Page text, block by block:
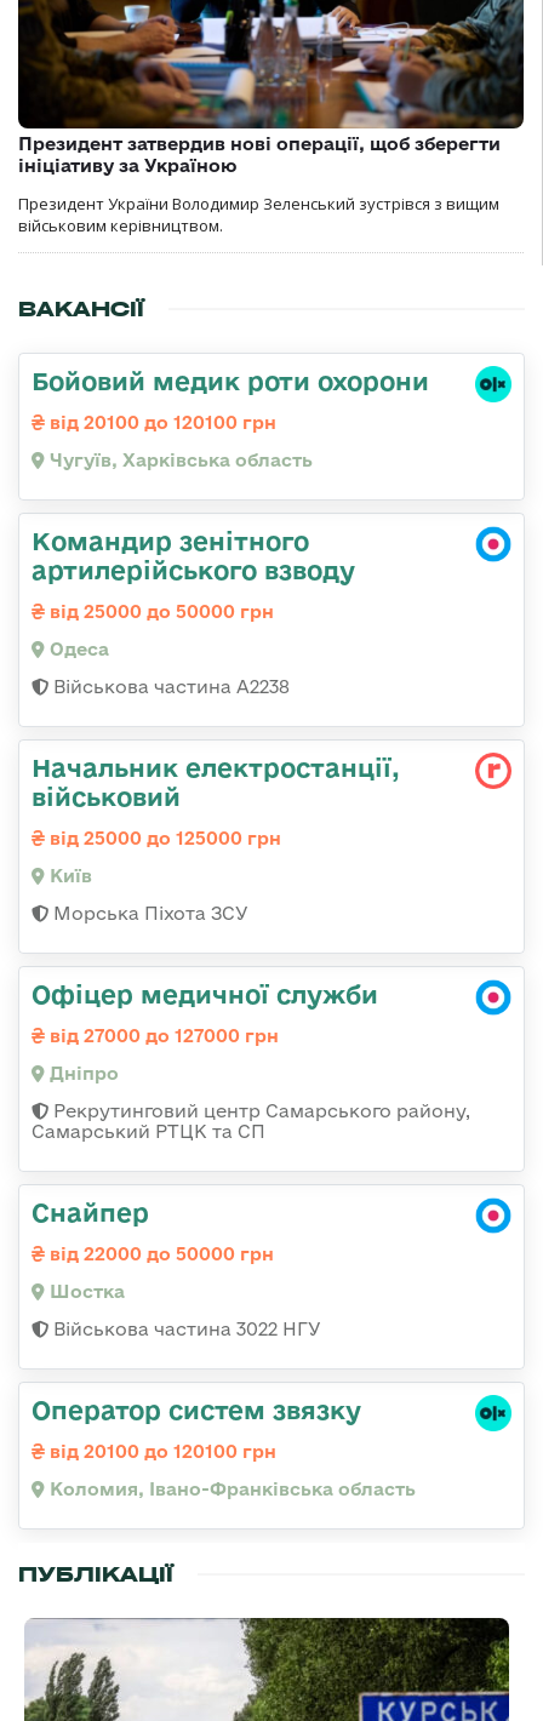
Президент затвердив нові операції, щоб зберегти
ініціативу за Україною
Президент України Володимир Зеленський зустрівся з вищим
військовим керівництвом.
ВАКАНСІЇ
Бойовий медик роти охорони
від 20100 до 120100 грн
Чугуїв, Харківська область
Командир зенітного
артилерійського взводу
від 25000 до 50000 грн
Одеса
Військова частина А2238
Начальник електpостанції,
військовий
від 25000 до 125000 грн
Київ
Морська Піхота ЗСУ
Офіцер медичної служби
від 27000 до 127000 грн
Дніпро
Рекрутинговий центр Самарського району,
Самарський РТЦК та СП
Снайпер
від 22000 до 50000 грн
Шостка
Військова частина 3022 НГУ
Оператор систем звязку
від 20100 до 120100 грн
Коломия, Івано-Франківська область
ПУБЛІКАЦІЇ